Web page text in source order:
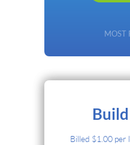
MOST
Billed $1.00 per